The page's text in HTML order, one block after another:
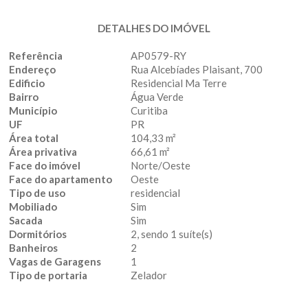
DETALHES DO IMÓVEL
Referência
AP0579-RY
Endereço
Rua Alcebíades Plaisant, 700
Edificio
Residencial Ma Terre
Bairro
Água Verde
Município
Curitiba
UF
PR
Área total
104,33 m²
Área privativa
66,61 m²
Face do imóvel
Norte/Oeste
Face do apartamento
Oeste
Tipo de uso
residencial
Mobiliado
Sim
Sacada
Sim
Dormitórios
2, sendo 1 suíte(s)
Banheiros
2
Vagas de Garagens
1
Tipo de portaria
Zelador